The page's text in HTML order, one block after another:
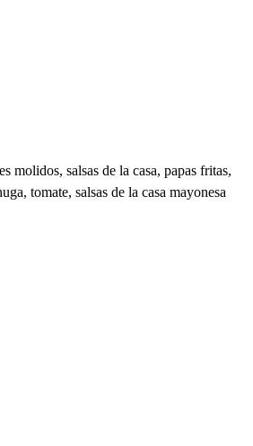
molidos, salsas de la casa, papas fritas,
tomate, salsas de la casa mayonesa